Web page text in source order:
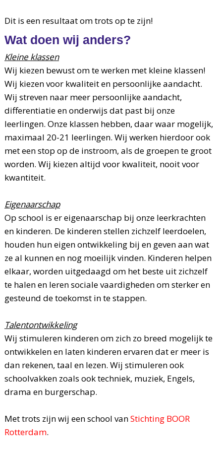
Dit is een resultaat om trots op te zijn!
Wat doen wij anders?
Kleine klassen
Wij kiezen bewust om te werken met kleine klassen!
Wij kiezen voor kwaliteit en persoonlijke aandacht.
Wij streven naar meer persoonlijke aandacht,
differentiatie en onderwijs dat past bij onze
leerlingen. Onze klassen hebben, daar waar mogelijk,
maximaal 20-21 leerlingen. Wij werken hierdoor ook
met een stop op de instroom, als de groepen te groot
worden. Wij kiezen altijd voor kwaliteit, nooit voor
kwantiteit.
Eigenaarschap
Op school is er eigenaarschap bij onze leerkrachten
en kinderen. De kinderen stellen zichzelf leerdoelen,
houden hun eigen ontwikkeling bij en geven aan wat
ze al kunnen en nog moeilijk vinden. Kinderen helpen
elkaar, worden uitgedaagd om het beste uit zichzelf
te halen en leren sociale vaardigheden om sterker en
gesteund de toekomst in te stappen.
Talentontwikkeling
Wij stimuleren kinderen om zich zo breed mogelijk te
ontwikkelen en laten kinderen ervaren dat er meer is
dan rekenen, taal en lezen. Wij stimuleren ook
schoolvakken zoals ook techniek, muziek, Engels,
drama en burgerschap.
Met trots zijn wij een school vanStichting BOOR
Rotterdam.